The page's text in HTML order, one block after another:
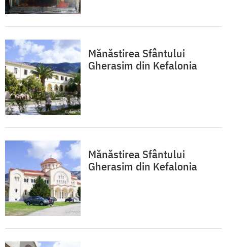
Mănăstirea Sfântului
Gherasim din Kefalonia
Mănăstirea Sfântului
Gherasim din Kefalonia